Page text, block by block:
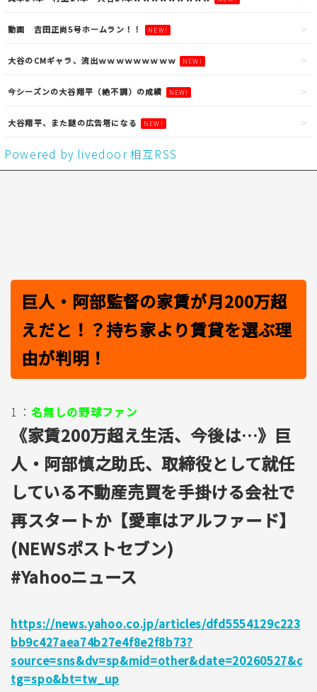
動画 吉田正尚5号ホームラン！！ NEW!
大谷のCMギャラ、流出ｗｗｗｗｗｗｗｗｗ NEW!
今シーズンの大谷翔平（絶不調）の成績 NEW!
大谷翔平、また謎の広告塔になる NEW!
Powered by livedoor 相互RSS
巨人・阿部監督の家賃が月200万超
えだと！？持ち家より賃貸を選ぶ理
由が判明！
1 ：名無しの野球ファン
《家賃200万超え生活、今後は…》巨
人・阿部慎之助氏、取締役として就任
している不動産売買を手掛ける会社で
再スタートか【愛車はアルファード】
(NEWSポストセブン)
#Yahooニュース
https://news.yahoo.co.jp/articles/dfd5554129c223
bb9c427aea74b27e4f8e2f8b73?
source=sns&dv=sp&mid=other&date=20260527&c
tg=spo&bt=tw_up